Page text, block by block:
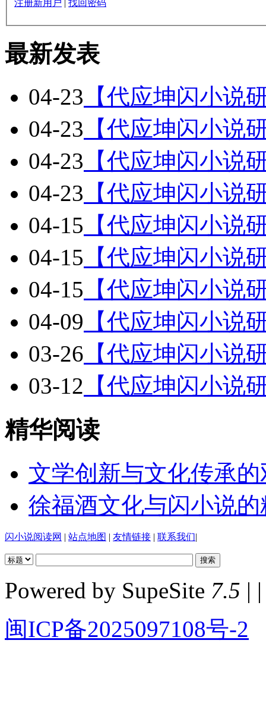
注册新用户 | 找回密码
最新发表
04-23 【代应坤闪小说
04-23 【代应坤闪小说
04-23 【代应坤闪小说
04-23 【代应坤闪小说
04-15 【代应坤闪小说
04-15 【代应坤闪小说
04-15 【代应坤闪小说
04-09 【代应坤闪小说
03-26 【代应坤闪小说
03-12 【代应坤闪小说
精华阅读
文学创新与文化传承
徐福酒文化与闪小说
闪小说阅读网 | 站点地图 | 友情链接 | 联系我们|
Powered by SupeSite 7.5 | |
闽ICP备2025097108号-2